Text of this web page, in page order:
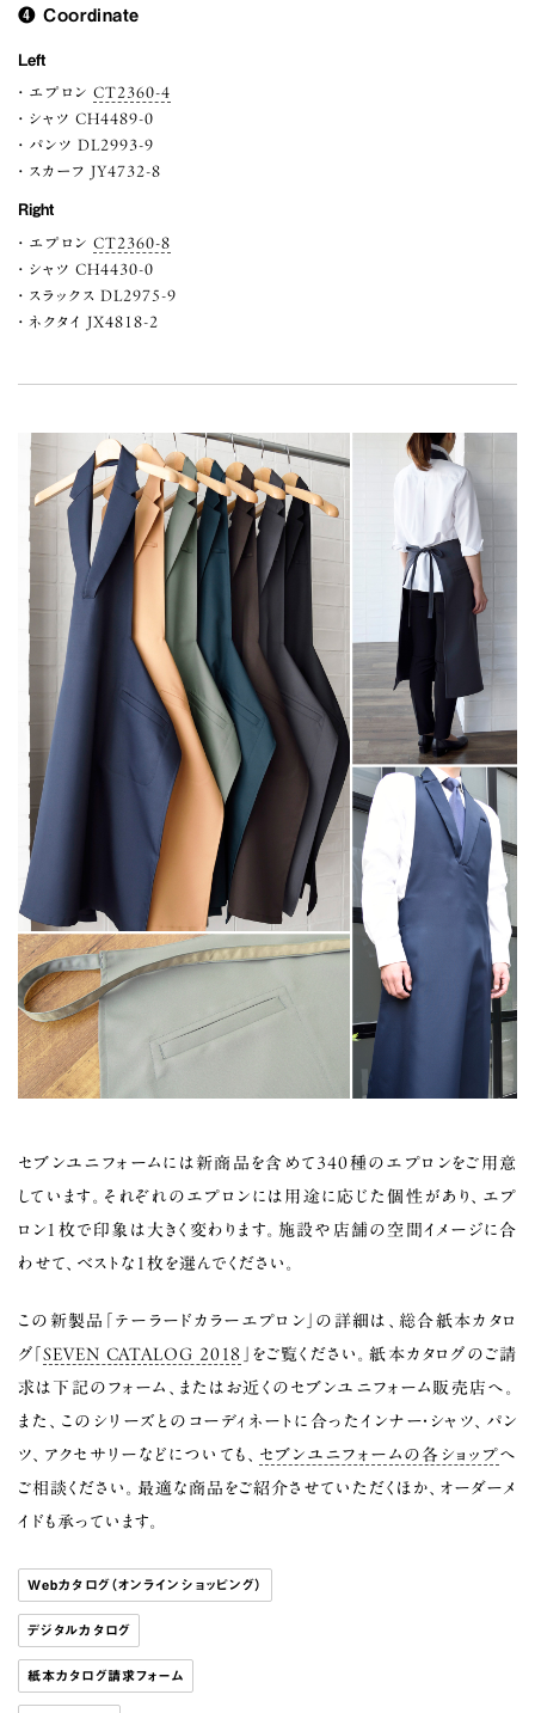
❹ Coordinate
Left
エプロン CT2360-4
シャツ CH4489-0
パンツ DL2993-9
スカーフ JY4732-8
Right
エプロン CT2360-8
シャツ CH4430-0
スラックス DL2975-9
ネクタイ JX4818-2
セブンユニフォームには新商品を含めて340種のエプロンをご用意
しています。それぞれのエプロンには用途に応じた個性があり、エプ
ロン1枚で印象は大きく変わります。施設や店舗の空間イメージに合
わせて、ベストな1枚を選んでください。
この新製品「テーラードカラーエプロン」の詳細は、総合紙本カタロ
グ「SEVEN CATALOG 2018
」をご覧ください。紙本カタログのご請
求は下記のフォーム、またはお近くのセブンユニフォーム販売店へ。
また、このシリーズとのコーディネートに合ったインナー・シャツ、パン
ツ、アクセサリーなどについても、 セブンユニフォームの各ショップへ
ご相談ください。最適な商品をご紹介させていただくほか、オーダーメ
イドも承っています。
Webカタログ（オンラインショッピング）
デジタルカタログ
紙本カタログ請求フォーム